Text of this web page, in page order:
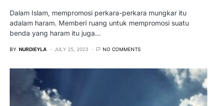
Dalam Islam, mempromosi perkara-perkara mungkar itu
adalam haram. Memberi ruang untuk mempromosi suatu
benda yang haram itu juga…
BY NURDIEYLA JULY 25, 2023 NO COMMENTS